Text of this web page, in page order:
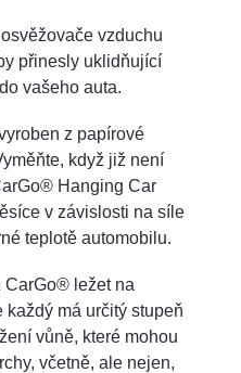
vzduchu
přinesly uklidňující
vašeho auta.
z papírové
když již není
Hanging Car
v závislosti na síle
teplotě automobilu.
CarGo® ležet na
každý má určitý stupeň
vůně, které mohou
včetně, ale nejen,